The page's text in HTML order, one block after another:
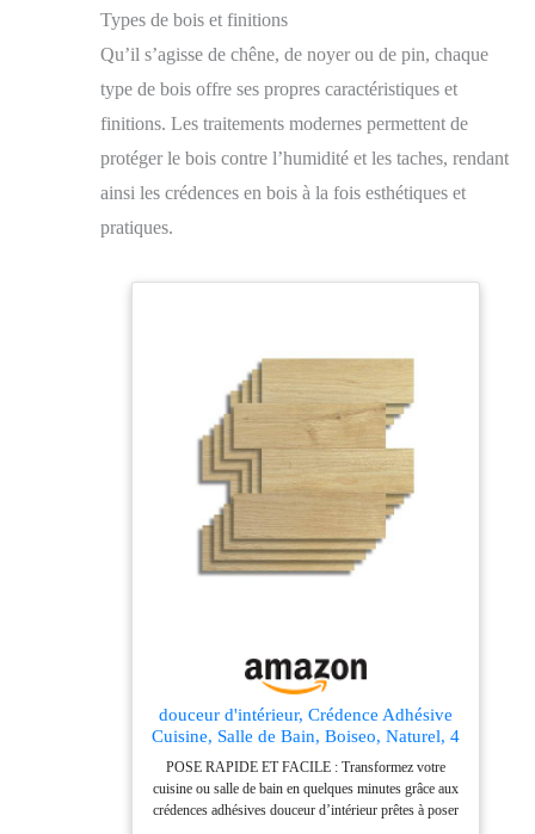
Types de bois et finitions
Qu’il s’agisse de chêne, de noyer ou de pin, chaque
type de bois offre ses propres caractéristiques et
finitions. Les traitements modernes permettent de
protéger le bois contre l’humidité et les taches, rendant
ainsi les crédences en bois à la fois esthétiques et
pratiques.
douceur d'intérieur, Crédence Adhésive
Cuisine, Salle de Bain, Boiseo, Naturel, 4
Pièces, 25 x 25 cm, Crédence Épaisse,
3D, Carrelage Adhésif Mural, Lavable,
Imperméable
POSE RAPIDE ET FACILE : Transformez votre
cuisine ou salle de bain en quelques minutes grâce aux
crédences adhésives douceur d’intérieur prêtes à poser